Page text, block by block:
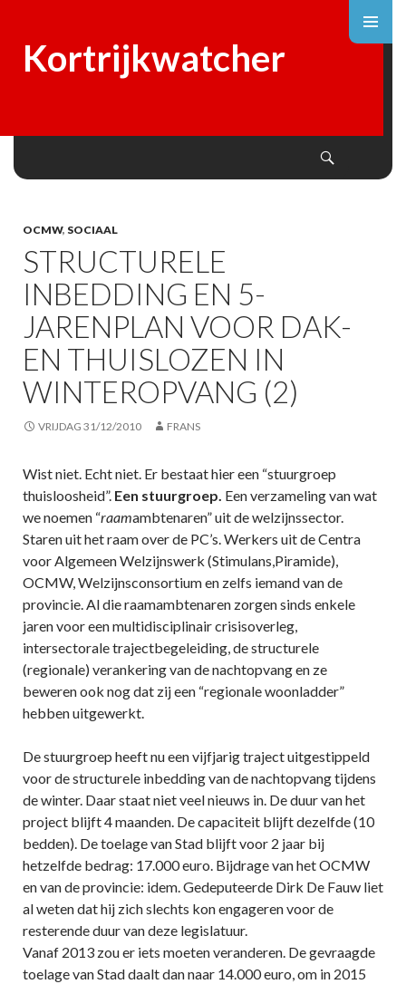
Kortrijkwatcher
OCMW, SOCIAAL
STRUCTURELE
INBEDDING EN 5-
JARENPLAN VOOR DAK-
EN THUISLOZEN IN
WINTEROPVANG (2)
VRIJDAG 31/12/2010 FRANS
Wist niet. Echt niet. Er bestaat hier een “stuurgroep
thuisloosheid”. Een stuurgroep. Een verzameling van wat
we noemen “raamambtenaren” uit de welzijnssector.
Staren uit het raam over de PC’s. Werkers uit de Centra
voor Algemeen Welzijnswerk (Stimulans,Piramide),
OCMW, Welzijnsconsortium en zelfs iemand van de
provincie. Al die raamambtenaren zorgen sinds enkele
jaren voor een multidisciplinair crisisoverleg,
intersectorale trajectbegeleiding, de structurele
(regionale) verankering van de nachtopvang en ze
beweren ook nog dat zij een “regionale woonladder”
hebben uitgewerkt.
De stuurgroep heeft nu een vijfjarig traject uitgestippeld
voor de structurele inbedding van de nachtopvang tijdens
de winter. Daar staat niet veel nieuws in. De duur van het
project blijft 4 maanden. De capaciteit blijft dezelfde (10
bedden). De toelage van Stad blijft voor 2 jaar bij
hetzelfde bedrag: 17.000 euro. Bijdrage van het OCMW
en van de provincie: idem. Gedeputeerde Dirk De Fauw liet
al weten dat hij zich slechts kon engageren voor de
resterende duur van deze legislatuur.
Vanaf 2013 zou er iets moeten veranderen. De gevraagde
toelage van Stad daalt dan naar 14.000 euro, om in 2015